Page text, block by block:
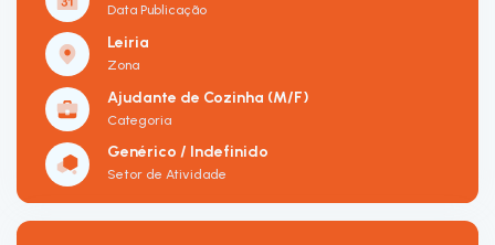
Data Publicação
Leiria
Zona
Ajudante de Cozinha (M/F)
Categoria
Genérico / Indefinido
Setor de Atividade